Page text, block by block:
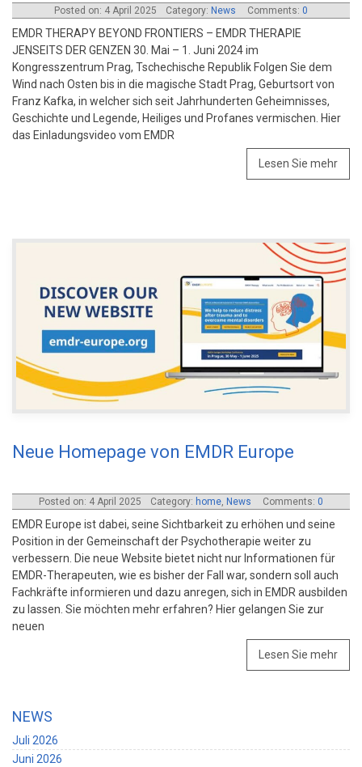
Posted on: 4 April 2025 Category: News Comments: 0
EMDR THERAPY BEYOND FRONTIERS – EMDR THERAPIE
JENSEITS DER GENZEN 30. Mai – 1. Juni 2024 im
Kongresszentrum Prag, Tschechische Republik Folgen Sie dem
Wind nach Osten bis in die magische Stadt Prag, Geburtsort von
Franz Kafka, in welcher sich seit Jahrhunderten Geheimnisses,
Geschichte und Legende, Heiliges und Profanes vermischen. Hier
das Einladungsvideo vom EMDR
Lesen Sie mehr
Neue Homepage von EMDR Europe
Posted on: 4 April 2025 Category: home News Comments: 0
EMDR Europe ist dabei, seine Sichtbarkeit zu erhöhen und seine
Position in der Gemeinschaft der Psychotherapie weiter zu
verbessern. Die neue Website bietet nicht nur Informationen für
EMDR-Therapeuten, wie es bisher der Fall war, sondern soll auch
Fachkräfte informieren und dazu anregen, sich in EMDR ausbilden
zu lassen. Sie möchten mehr erfahren? Hier gelangen Sie zur
neuen
Lesen Sie mehr
NEWS
Juli 2026
Juni 2026